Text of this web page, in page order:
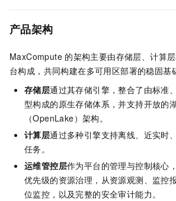
产品架构
MaxCompute 的架构主要由存储层、计算
台构成，共同构建在多可用区部署的稳固基
存储层通过其存储引擎，整合了由标准
型构成的原生存储体系，并支持开放的
（OpenLake）架构。
计算层通过多种引擎支持离线、近实时
任务。
运维管控层作为平台的管理与控制核心
优先级的资源治理，从资源观测、监控
位监控，以及完整的安全审计能力。